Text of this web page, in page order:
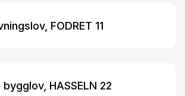
FODRET 11
HASSELN 22